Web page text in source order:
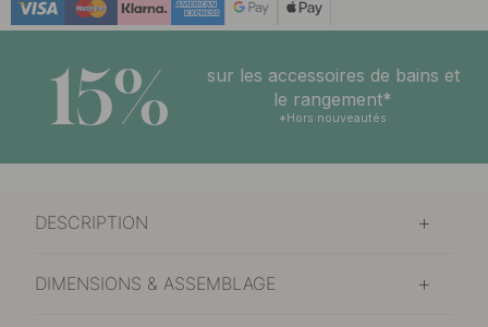
Nickelé/Cuir Marron
Nickelé/Cuir Noir 38 €
15%
sur les accessoires de bains et
le rangement*
*Hors nouveautés
DESCRIPTION
DIMENSIONS & ASSEMBLAGE